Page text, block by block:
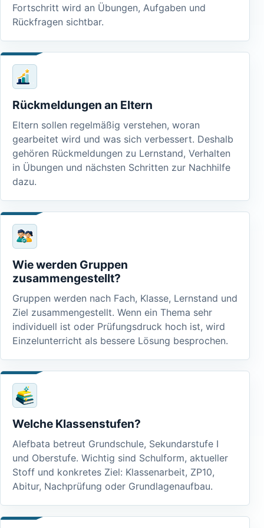
Fortschritt wird an Übungen, Aufgaben und
Rückfragen sichtbar.
Rückmeldungen an Eltern
Eltern sollen regelmäßig verstehen, woran
gearbeitet wird und was sich verbessert. Deshalb
gehören Rückmeldungen zu Lernstand, Verhalten
in Übungen und nächsten Schritten zur Nachhilfe
dazu.
Wie werden Gruppen
zusammengestellt?
Gruppen werden nach Fach, Klasse, Lernstand und
Ziel zusammengestellt. Wenn ein Thema sehr
individuell ist oder Prüfungsdruck hoch ist, wird
Einzelunterricht als bessere Lösung besprochen.
Welche Klassenstufen?
Alefbata betreut Grundschule, Sekundarstufe I
und Oberstufe. Wichtig sind Schulform, aktueller
Stoff und konkretes Ziel: Klassenarbeit, ZP10,
Abitur, Nachprüfung oder Grundlagenaufbau.